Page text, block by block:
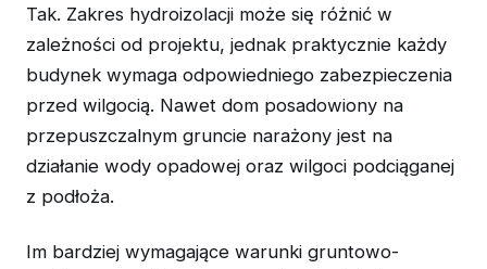
Tak. Zakres hydroizolacji może się różnić w
zależności od projektu, jednak praktycznie każdy
budynek wymaga odpowiedniego zabezpieczenia
przed wilgocią. Nawet dom posadowiony na
przepuszczalnym gruncie narażony jest na
działanie wody opadowej oraz wilgoci podciąganej
z podłoża.
Im bardziej wymagające warunki gruntowo-